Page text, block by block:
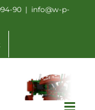
90 | info@w-p-